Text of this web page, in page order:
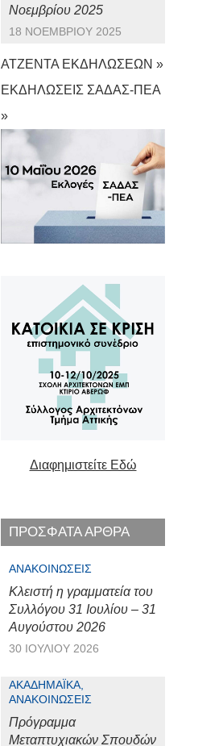
Νοεμβρίου 2025
18 ΝΟΕΜΒΡΊΟΥ 2025
ΑΤΖΕΝΤΑ ΕΚΔΗΛΩΣΕΩΝ »
ΕΚΔΗΛΩΣΕΙΣ ΣΑΔΑΣ-ΠΕΑ
»
Διαφημιστείτε Εδώ
ΠΡΟΣΦΑΤΑ ΑΡΘΡΑ
ΑΝΑΚΟΙΝΏΣΕΙΣ
Κλειστή η γραμματεία του
Συλλόγου 31 Ιουλίου – 31
Αυγούστου 2026
30 ΙΟΥΛΊΟΥ 2026
ΑΚΑΔΗΜΑΪΚΆ,
ΑΝΑΚΟΙΝΏΣΕΙΣ
Πρόγραμμα
Μεταπτυχιακών Σπουδών